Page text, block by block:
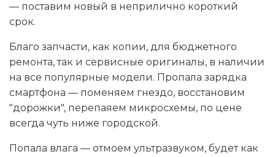
— поставим новый в неприлично короткий
срок.
Благо запчасти, как копии, для бюджетного
ремонта, так и сервисные оригиналы, в наличии
на все популярные модели. Пропала зарядка
смартфона — поменяем гнездо, восстановим
"дорожки", перепаяем микросхемы, по цене
всегда чуть ниже городской.
Попала влага — отмоем ультразвуком, будет как